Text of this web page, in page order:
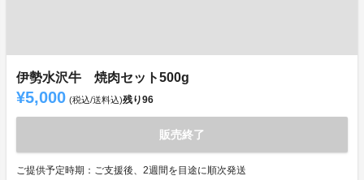
伊勢水沢牛 焼肉セット500g
¥5,000 (税込/送料込)残り96
販売終了
ご提供予定時期：ご支援後、2週間を目途に順次発送